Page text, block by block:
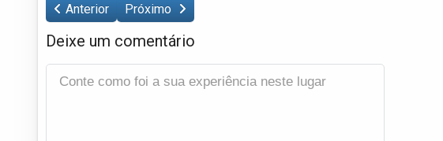
Anterior Próximo
Deixe um comentário